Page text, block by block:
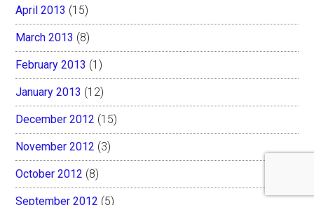
April 2013 (15)
March 2013 (8)
February 2013 (1)
January 2013 (12)
December 2012 (15)
November 2012 (3)
October 2012 (8)
September 2012 (5)